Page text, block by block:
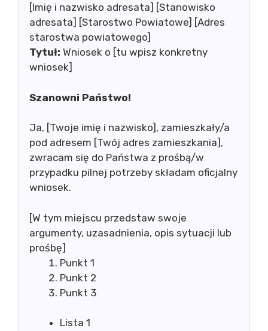
[Imię i nazwisko adresata] [Stanowisko
adresata] [Starostwo Powiatowe] [Adres
starostwa powiatowego]
Tytuł: Wniosek o [tu wpisz konkretny
wniosek]
Szanowni Państwo!
Ja, [Twoje imię i nazwisko], zamieszkały/a
pod adresem [Twój adres zamieszkania],
zwracam się do Państwa z prośbą/w
przypadku pilnej potrzeby składam oficjalny
wniosek.
[W tym miejscu przedstaw swoje
argumenty, uzasadnienia, opis sytuacji lub
prośbę]
Punkt 1
Punkt 2
Punkt 3
Lista 1